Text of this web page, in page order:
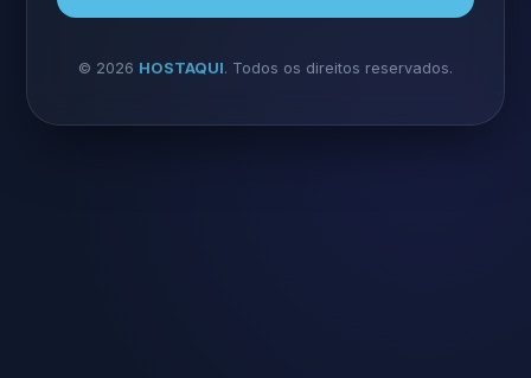
© 2026 HOSTAQUI. Todos os direitos reservados.